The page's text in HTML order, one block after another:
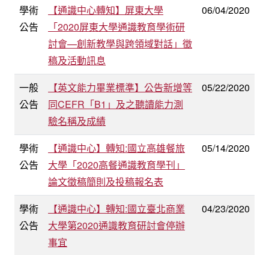
學術
公告
【通識中心轉知】屏東大學
「2020屏東大學通識教育學術研
討會—創新教學與跨領域對話」徵
稿及活動訊息
06/04/2020
一般
公告
【英文能力畢業標準】公告新增等
同CEFR「B1」及之聽讀能力測
驗名稱及成績
05/22/2020
學術
公告
【通識中心】轉知:國立高雄餐旅
大學「2020高餐通識教育學刊」
論文徵稿簡則及投稿報名表
05/14/2020
學術
公告
【通識中心】轉知:國立臺北商業
大學第2020通識教育研討會停辦
事宜
04/23/2020